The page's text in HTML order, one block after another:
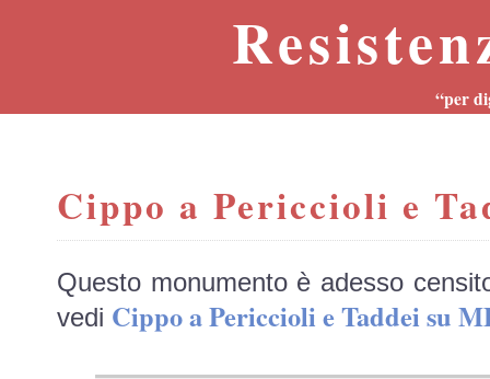
“per
Cippo a Periccioli e
Questo monumento è adesso
vedi Cippo a Periccioli e Taddei su